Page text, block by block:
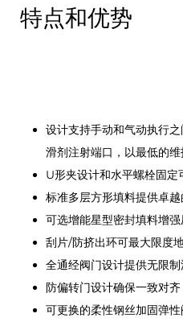
特点和优势
设计支持手动和气动执行
滑剂注射端口，以最低的维
U形夹设计和水平螺栓固定
标准多层方形填料提供卓越
可选增能星型密封填料增强
刮片/防挤出环可最大限度
全通经阀门设计提供无限制
防偏转门设计确保一致对齐
可更换的柔性钢丝加固弹性